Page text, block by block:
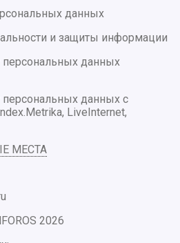
данных
и защиты информации
персональных данных
персональных данных с
LiveInternet,
МЕСТА
2026